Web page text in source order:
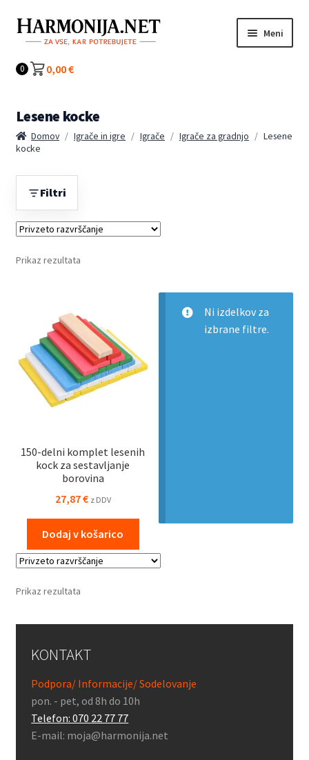
Preskoči
na
navigacijo
Preskoči
na
vsebino
Meni
0 0,00€
Lesene kocke
Domov / Igrače in igre / Igrače / Igrače za gradnjo / Lesene
kocke
Filtri
Prikaz rezultata
150-delni komplet lesenih
kock za sestavljanje
borovina
27,87€ z DDV
Dodaj v košarico
Ni izdelkov za
izbrane filtre.
Prikaz rezultata
KONTAKT
Podpora/ Informacije/ Sodelovanje
pon. - pet, od 8h do 10h
Telefon: 070 22 77 77
E-mail: moja@harmonija.net